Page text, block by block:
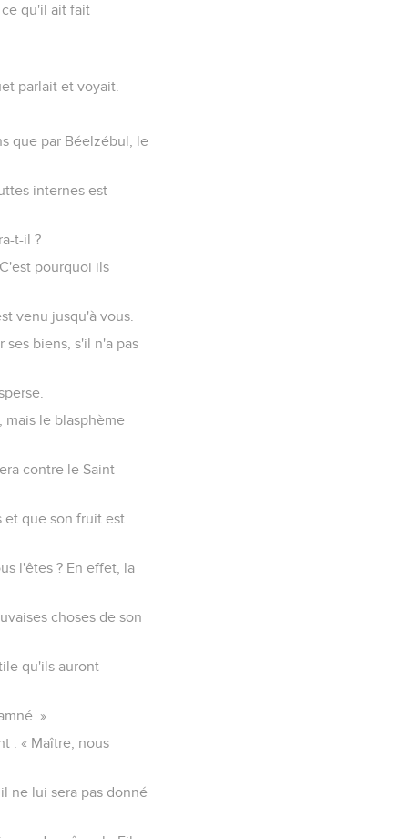
ce qu'il ait fait
parlait et voyait.
que par Béelzébul, le
internes est
t-il ?
pourquoi ils
venu jusqu'à vous.
biens, s'il n'a pas
mais le blasphème
contre le Saint-
et que son fruit est
l'êtes ? En effet, la
choses de son
qu'ils auront
»
: « Maître, nous
ne lui sera pas donné